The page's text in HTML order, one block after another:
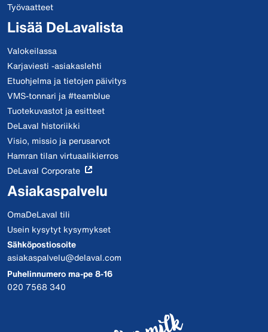
Työvaatteet
Lisää DeLavalista
Valokeilassa
Karjaviesti -asiakaslehti
Etuohjelma ja tietojen päivitys
VMS-tonnari ja #teamblue
Tuotekuvastot ja esitteet
DeLaval historiikki
Visio, missio ja perusarvot
Hamran tilan virtuaalikierros
DeLaval Corporate
Asiakaspalvelu
OmaDeLaval tili
Usein kysytyt kysymykset
Sähköpostiosoite
asiakaspalvelu@delaval.com
Puhelinnumero ma-pe 8-16
020 7568 340